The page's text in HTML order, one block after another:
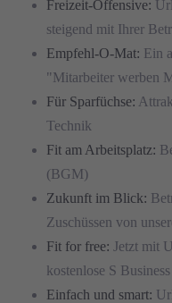
Freizeit-Offensive:
steigend mit Ihrer
Empfehl-O-Mat: Ein
"Mitarbeiter werben
Für Sparfüchse:
Technik
Fit am Arbeitsplatz:
(BGM)
Zukunft im Blick:
Zuschüssen von
Fit for free: Jetzt mit
kostenlose S
Einfach und smart: